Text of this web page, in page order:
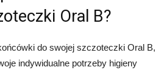
Oral B?
do swojej szczoteczki Oral B,
indywidualne potrzeby higieny